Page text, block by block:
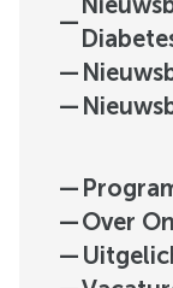
—
—
—
—
—Over
—